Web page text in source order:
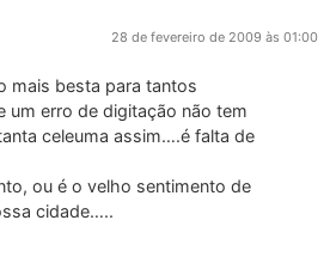
28 de fevereiro de 2009 às 01:00
mais besta para tantos
erro de digitação não tem
celeuma assim….é falta de
ou é o velho sentimento de
cidade…..